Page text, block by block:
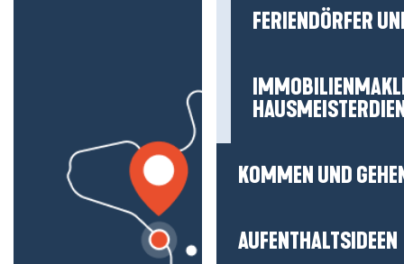
FERIENDÖRFER
KOMMEN UND
AUFENTHALTSIDEEN